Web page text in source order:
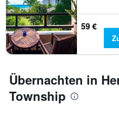
59 €
Übernachten in
Township